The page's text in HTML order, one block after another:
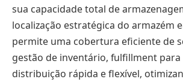
sua capacidade total de
localização estratégica do armazém
permite uma cobertura eficiente de
gestão de inventário, fulfillment para
distribuição rápida e flexível,